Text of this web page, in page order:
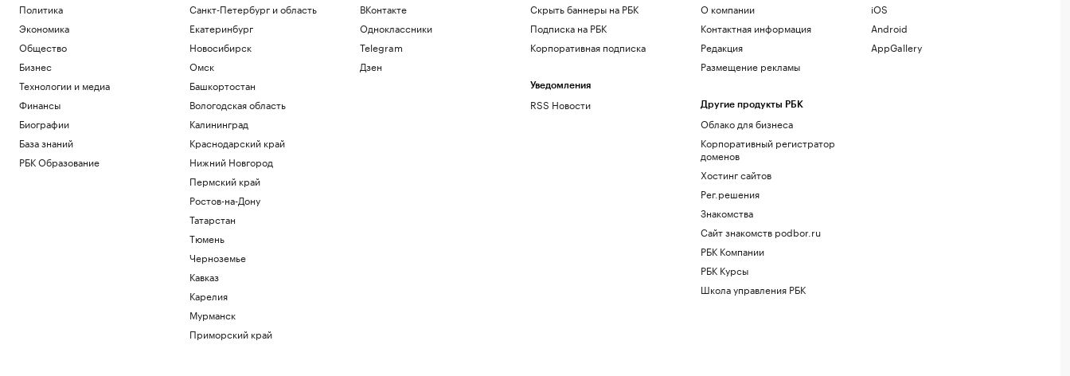
Политика
Экономика
Общество
Бизнес
Технологии и медиа
Финансы
Биографии
База знаний
РБК Образование
Санкт-Петербург и область
Екатеринбург
Новосибирск
Омск
Башкортостан
Вологодская область
Калининград
Краснодарский край
Нижний Новгород
Пермский край
Ростов-на-Дону
Татарстан
Тюмень
Черноземье
Кавказ
Карелия
Мурманск
Приморский край
ВКонтакте
Одноклассники
Telegram
Дзен
Скрыть баннеры на РБК
Подписка на РБК
Корпоративная подписка
Уведомления
RSS Новости
О компании
Контактная информация
Редакция
Размещение рекламы
Другие продукты РБК
Облако для бизнеса
Корпоративный регистратор
доменов
Хостинг сайтов
Рег.решения
Знакомства
Сайт знакомств podbor.ru
РБК Компании
РБК Курсы
Школа управления РБК
iOS
Android
AppGallery